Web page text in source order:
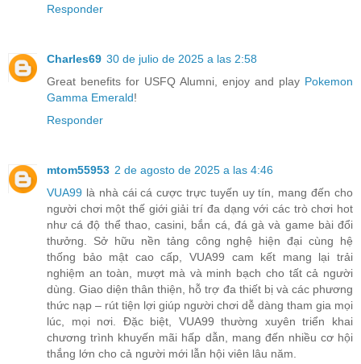
Responder
Charles69 30 de julio de 2025 a las 2:58
Great benefits for USFQ Alumni, enjoy and play Pokemon
Gamma Emerald!
Responder
mtom55953 2 de agosto de 2025 a las 4:46
VUA99 là nhà cái cá cược trực tuyến uy tín, mang đến cho
người chơi một thế giới giải trí đa dạng với các trò chơi hot
như cá độ thể thao, casini, bắn cá, đá gà và game bài đổi
thưởng. Sở hữu nền tảng công nghệ hiện đại cùng hệ
thống bảo mật cao cấp, VUA99 cam kết mang lại trải
nghiệm an toàn, mượt mà và minh bạch cho tất cả người
dùng. Giao diện thân thiện, hỗ trợ đa thiết bị và các phương
thức nạp – rút tiện lợi giúp người chơi dễ dàng tham gia mọi
lúc, mọi nơi. Đặc biệt, VUA99 thường xuyên triển khai
chương trình khuyến mãi hấp dẫn, mang đến nhiều cơ hội
thắng lớn cho cả người mới lẫn hội viên lâu năm.